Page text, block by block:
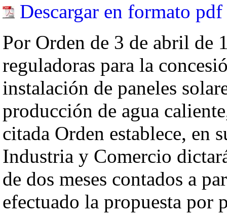
Descargar en formato pdf
Por Orden de 3 de abril de
reguladoras para la
instalación de paneles
producción de agua
citada Orden establece, en
Industria y Comercio
de dos meses contados a
efectuado la propuesta por